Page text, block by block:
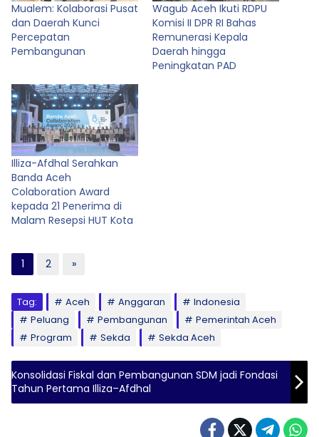
Mualem: Kolaborasi Pusat
dan Daerah Kunci
Percepatan
Pembangunan
‎Wagub Aceh Ikuti RDPU
Komisi II DPR RI Bahas
Remunerasi Kepala
Daerah hingga
Peningkatan PAD
Illiza-Afdhal Serahkan
Banda Aceh
Colaboration Award
kepada 21 Penerima di
Malam Resepsi HUT Kota
1 2 »
Tag: Aceh Anggaran
Indonesia
Peluang
Pembangunan
Pemerintah Aceh
Program
Sekda Sekda Aceh
Konsolidasi Fiskal dan Pembangunan SDM jadi Fondasi
Tahun Pertama Illiza–Afdhal